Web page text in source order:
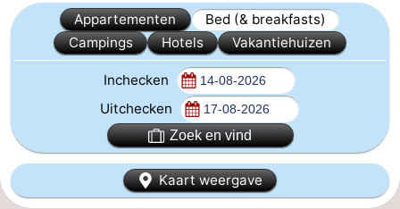
Voor
Overnachten
Appartementen
Appartementen
Bed (& breakfasts)
Campings
Hotels Vakantiehuizen
Inchecken
Uitchecken
Zoek en vind
Kaart weergave